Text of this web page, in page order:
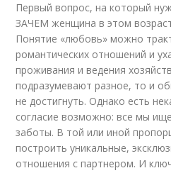
Первый вопрос, на который
ЗАЧЕМ женщина в этом
Понятие «любовь» можно
романтических отношений и
проживания и ведения
подразумевают разное, то и
не достигнуть. Однако есть
согласие возможно: все мы
заботы. В той или иной
построить уникальные,
отношения с партнером. И